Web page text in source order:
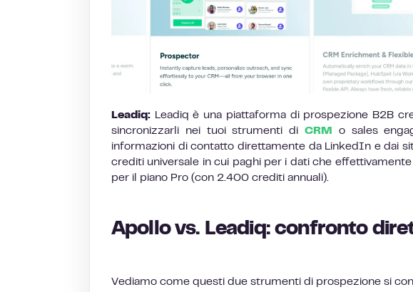
Leadiq: Leadiq è una piattaforma di prospezione B2B
sincronizzarli nei tuoi strumenti di CRM o sales
informazioni di contatto direttamente da LinkedIn e dai
crediti universale in cui paghi per i dati che
per il piano Pro (con 2.400 crediti annuali).
Apollo vs. Leadiq: confronto
Vediamo come questi due strumenti di prospezione si